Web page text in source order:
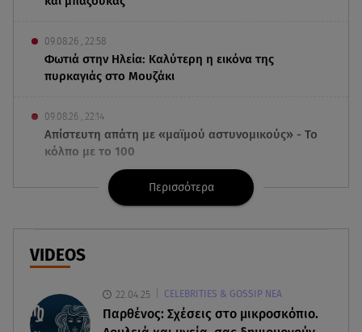
09.08.26 , 22:58
Φωτιά στην Ηλεία: Καλύτερη η εικόνα της
πυρκαγιάς στο Μουζάκι
09.08.26 , 22:14
Απίστευτη απάτη με «μαϊμού αστυνομικούς» - Το
κόλπο με το 100
Πέθανε ο σπουδαίος ηθοποιός Νίκος
Καλογερόπουλος
09.08.26 , 21:11
Μεγάλη φωτιά στο Μουζάκι Ηλείας - Επιχειρούν
105 πυροσβέστες και 9 εναέρια
Περισσότερα
VIDEOS
22.04.25 CELEBRITIES & GOSSIP ΝΕΑ
Παρθένος: Σχέσεις στο μικροσκόπιο.